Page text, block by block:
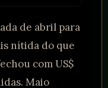
de abril para
nítida do que
com US$
Maio